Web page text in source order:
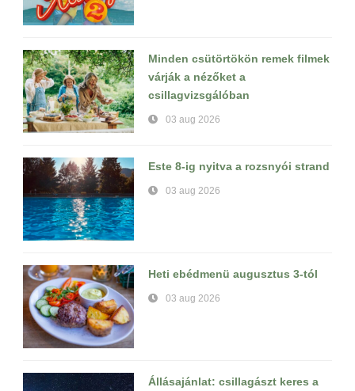
Minden csütörtökön remek filmek
várják a nézőket a
csillagvizsgálóban
03 aug 2026
Este 8-ig nyitva a rozsnyói strand
03 aug 2026
Heti ebédmenü augusztus 3-tól
03 aug 2026
Állásajánlat: csillagászt keres a